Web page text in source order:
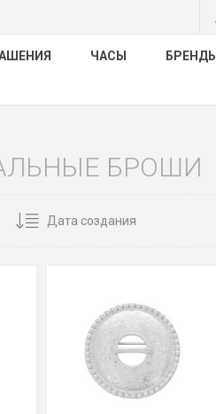
ЧАСЫ БРЕНДЫ
БРОШИ